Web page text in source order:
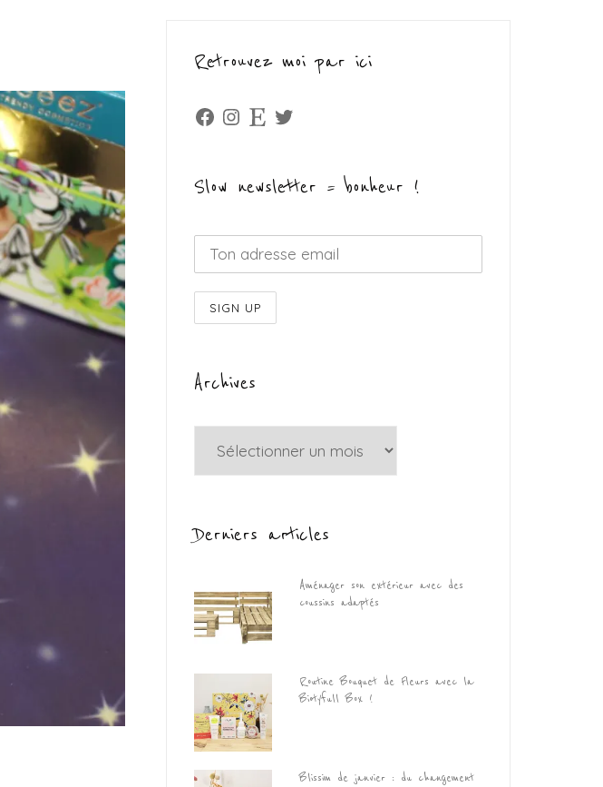
Retrouvez moi par ici
Facebook
Instagram
Etsy Twitter
Slow newsletter = bonheur !
Archives
Derniers articles
Aménager son extérieur avec des
coussins adaptés
Routine Bouquet de Fleurs avec la
Biotyfull Box !
Blissim de janvier : du changement